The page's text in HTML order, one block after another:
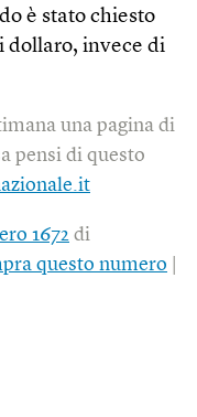
è stato chiesto
dollaro, invece di
una pagina di
pensi di questo
1672 di
questo numero